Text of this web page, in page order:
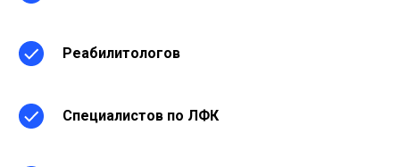
Реабилитологов
Специалистов по ЛФК